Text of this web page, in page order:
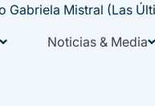
Noticias & Media